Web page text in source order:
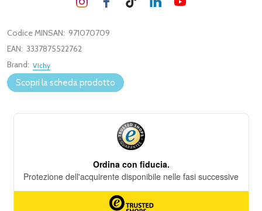
Codice MINSAN: 971070709
EAN: 3337875522762
Brand: Vichy
Scopri la scheda prodotto